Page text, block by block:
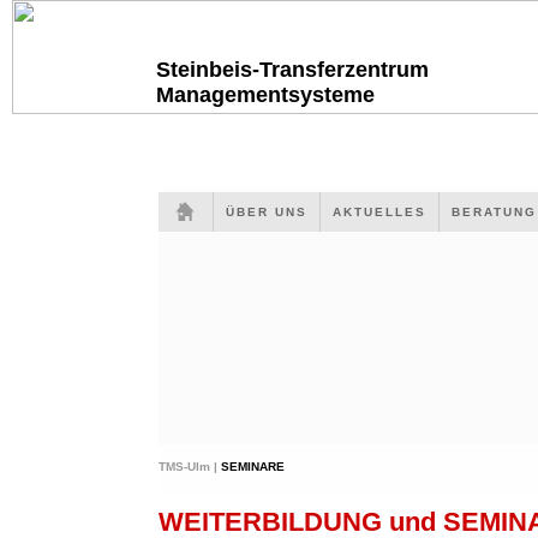
Steinbeis-Transferzentrum
Managementsysteme
ÜBER UNS AKTUELLES
TMS-Ulm | SEMINARE
WEITERBILDUNG und